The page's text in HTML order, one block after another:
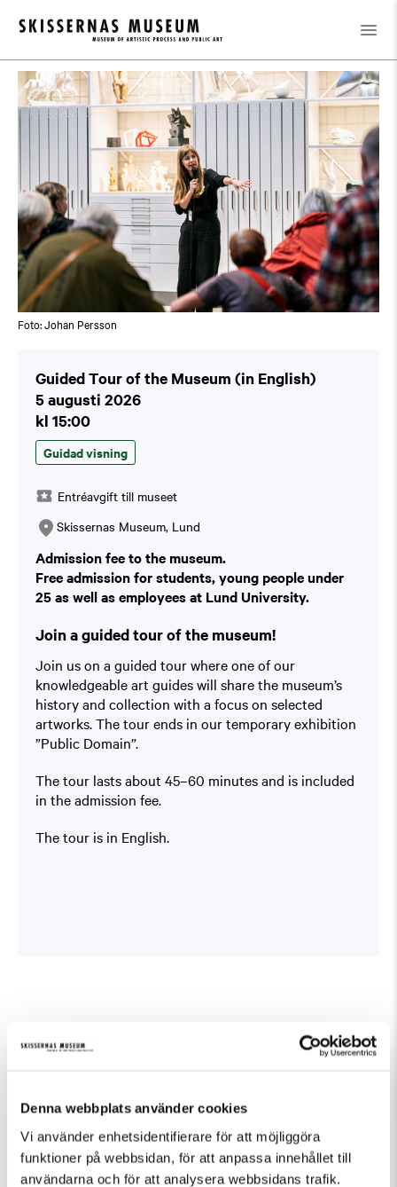
Denna webbplats använder cookies
Vi använder enhetsidentifierare för att möjliggöra
funktioner på webbsidan, för att anpassa innehållet till
användarna och för att analysera webbsidans trafik.
Kalender / Guided Tour of the Museum (in English)
Foto: Johan Persson
Guided Tour of the Museum (in English)
5 augusti 2026
kl 15:00
Guidad visning
Entréavgift till museet
Skissernas Museum, Lund
Admission fee to the museum.
Free admission for students, young people under
25 as well as employees at Lund University.
Join a guided tour of the museum!
Join us on a guided tour where one of our
knowledgeable art guides will share the museum’s
history and collection with a focus on selected
artworks. The tour ends in our temporary exhibition
”Public Domain”.
The tour lasts about 45–60 minutes and is included
in the admission fee.
The tour is in English.
Fler evenemang som passar Guidad visning